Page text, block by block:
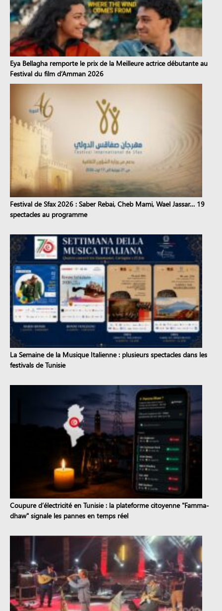
Eya Bellagha remporte le prix de la Meilleure actrice débutante au
Festival du film d’Amman 2026
Festival de Sfax 2026 : Saber Rebai, Cheb Mami, Wael Jassar… 19
spectacles au programme
La Semaine de la Musique Italienne : plusieurs spectacles dans les
festivals de Tunisie
Coupure d’électricité en Tunisie : la plateforme citoyenne "Famma-
dhaw" signale les pannes en temps réel